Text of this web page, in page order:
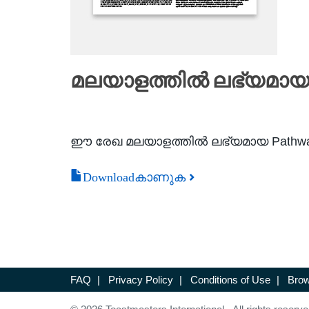
മലയാളത്തിൽ ലഭ്യമായ
ഈ രേഖ മലയാളത്തിൽ ലഭ്യമായ
Downloadകാണുക
FAQ | Privacy Policy | Conditions of Use |